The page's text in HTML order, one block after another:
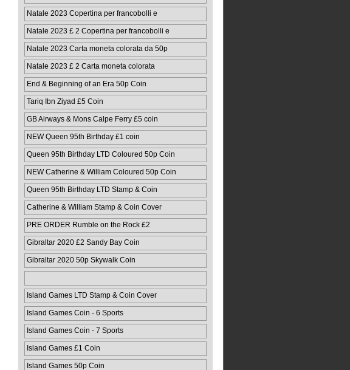
Natale 2023 Copertina per francobolli e
monete da
Natale 2023 £ 2 Copertina per francobolli e
monete
Natale 2023 Carta moneta colorata da 50p
Natale 2023 £ 2 Carta moneta colorata
End & Beginning of an Era 50p Coin
Tariq Ibn Ziyad £5 Coin
GB Airways & Mons Calpe Ferry £5 coin
NEW Queen 95th Birthday £1 coin
Queen 95th Birthday LTD Coloured 50p Coin
NEW Catherine & William Coloured 50p Coin
Queen 95th Birthday LTD Stamp & Coin
Cover
Catherine & William Stamp & Coin Cover
PRE ORDER Rumble on the Rock £2
Coloured Coin Card
Gibraltar 2020 £2 Sandy Bay Coin
Gibraltar 2020 50p Skywalk Coin
Island Games LTD Stamp & Coin Cover
Island Games Coin - 6 Sports
Island Games Coin - 7 Sports
Island Games £1 Coin
Island Games 50p Coin